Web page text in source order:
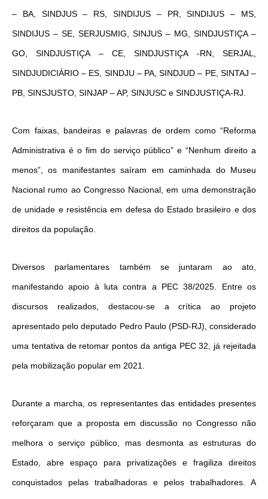
– BA, SINDJUS – RS, SINDIJUS – PR, SINDIJUS – MS,
SINDIJUS – SE, SERJUSMIG, SINJUS – MG, SINDJUSTIÇA –
GO, SINDJUSTIÇA – CE, SINDJUSTIÇA -RN, SERJAL,
SINDJUDICIÁRIO – ES, SINDJU – PA, SINDJUD – PE, SINTAJ –
PB, SINSJUSTO, SINJAP – AP, SINJUSC e SINDJUSTIÇA-RJ.
Com faixas, bandeiras e palavras de ordem como “Reforma
Administrativa é o fim do serviço público” e “Nenhum direito a
menos”, os manifestantes saíram em caminhada do Museu
Nacional rumo ao Congresso Nacional, em uma demonstração
de unidade e resistência em defesa do Estado brasileiro e dos
direitos da população.
Diversos parlamentares também se juntaram ao ato,
manifestando apoio à luta contra a PEC 38/2025. Entre os
discursos realizados, destacou-se a crítica ao projeto
apresentado pelo deputado Pedro Paulo (PSD-RJ), considerado
uma tentativa de retomar pontos da antiga PEC 32, já rejeitada
pela mobilização popular em 2021.
Durante a marcha, os representantes das entidades presentes
reforçaram que a proposta em discussão no Congresso não
melhora o serviço público, mas desmonta as estruturas do
Estado, abre espaço para privatizações e fragiliza direitos
conquistados pelas trabalhadoras e pelos trabalhadores. A